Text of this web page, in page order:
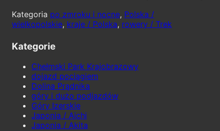
Kategoria po zmroku i nocne, Polska /
wielkopolskie, kraje / Polska, rowery / Trek
Kategorie
Chełmski Park Krajobrazowy
dojazd pociągiem
Dolina Prądnika
góry i dużo podjazdów
Góry Izerskie
Japonia / Aichi
Japonia / Akita